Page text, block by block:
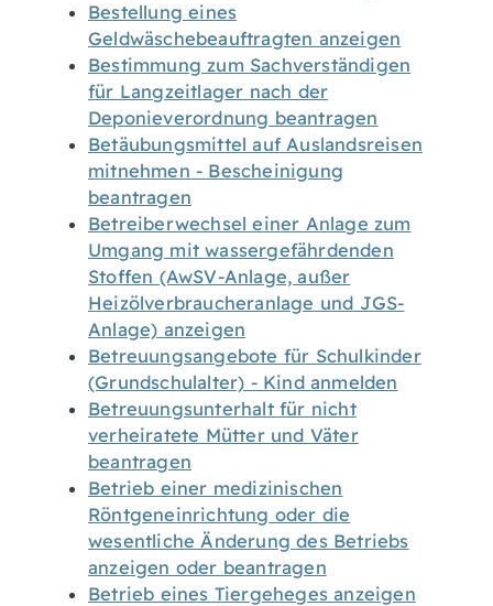
Bestellung eines
Geldwäschebeauftragten anzeigen
Bestimmung zum Sachverständigen
für Langzeitlager nach der
Deponieverordnung beantragen
Betäubungsmittel auf Auslandsreisen
mitnehmen - Bescheinigung
beantragen
Betreiberwechsel einer Anlage zum
Umgang mit wassergefährdenden
Stoffen (AwSV-Anlage, außer
Heizölverbraucheranlage und JGS-
Anlage) anzeigen
Betreuungsangebote für Schulkinder
(Grundschulalter) - Kind anmelden
Betreuungsunterhalt für nicht
verheiratete Mütter und Väter
beantragen
Betrieb einer medizinischen
Röntgeneinrichtung oder die
wesentliche Änderung des Betriebs
anzeigen oder beantragen
Betrieb eines Tiergeheges anzeigen